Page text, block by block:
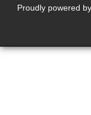
Proudly powered